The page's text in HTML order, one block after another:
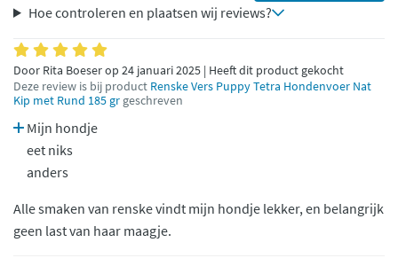
Hoe controleren en plaatsen wij reviews?
Door Rita Boeser op 24 januari 2025 | Heeft dit product gekocht
Deze review is bij product Renske Vers Puppy Tetra Hondenvoer Nat
Kip met Rund 185 gr geschreven
Mijn hondje
eet niks
anders
Alle smaken van renske vindt mijn hondje lekker, en belangrijk
geen last van haar maagje.